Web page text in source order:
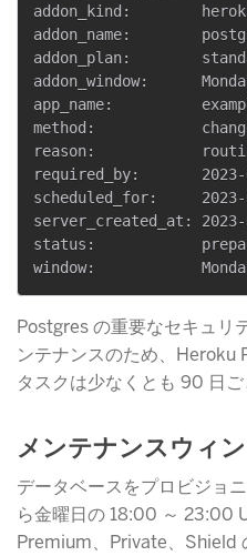
addon_kind:
addon_name:
addon_plan:
addon_window:
app_name:
method:
reason:
required_by:       2023-
scheduled_for:     2023-
server_created_at: 2023-
status:
Postgres の重要なセキュリ
ンテナンスのため、Heroku
タスクは少なくとも 90 日ご
メンテナンスウィ
データベースをプロビジョ
ら金曜日の 18:00 ～ 23:00
Premium、Private、Shield